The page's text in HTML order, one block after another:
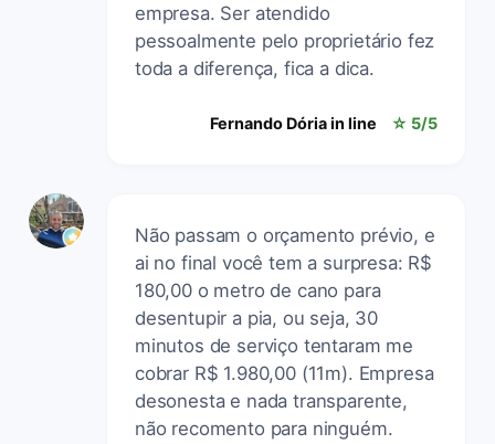
empresa. Ser atendido
pessoalmente pelo proprietário fez
toda a diferença, fica a dica.
Fernando Dória in line ☆ 5/5
Não passam o orçamento prévio, e
ai no final você tem a surpresa: R$
180,00 o metro de cano para
desentupir a pia, ou seja, 30
minutos de serviço tentaram me
cobrar R$ 1.980,00 (11m). Empresa
desonesta e nada transparente,
não recomento para ninguém.